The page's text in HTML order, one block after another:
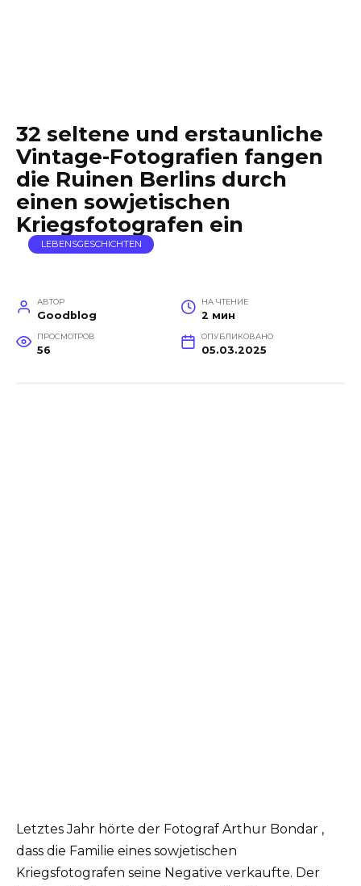
32 seltene und erstaunliche
Vintage-Fotografien fangen
die Ruinen Berlins durch
einen sowjetischen
Kriegsfotografen ein
LEBENSGESCHICHTEN
АВТОР
Goodblog
НА ЧТЕНИЕ
2 мин
ПРОСМОТРОВ
56
ОПУБЛИКОВАНО
05.03.2025
Letztes Jahr hörte der Fotograf Arthur Bondar ,
dass die Familie eines sowjetischen
Kriegsfotografen seine Negative verkaufte. Der